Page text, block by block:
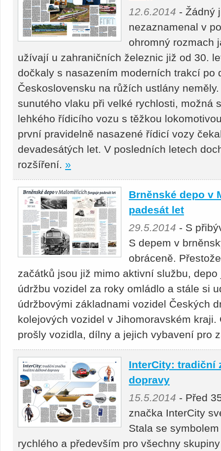
12.6.2014 - Žádný
nezaznamenal v
ohromný rozmach
užívají u zahraničních železnic již od 30.
dočkaly s nasazením moderních trakcí po
Československu na růžích ustlány
sunutého vlaku při velké rychlosti, možná
lehkého řídicího vozu s těžkou
první pravidelně nasazené řídicí vozy
devadesátých let. V posledních letech
rozšíření. »
Brněnské depo v
padesát let
29.5.2014 - S
S depem v
obráceně.
začátků jsou již mimo aktivní službu,
údržbu vozidel za roky omládlo a stále si
údržbovými základnami vozidel Českých
kolejových vozidel v Jihomoravském
prošly vozidla, dílny a jejich vybavení pro
InterCity: tradiční
dopravy
15.5.2014 - Před
značka InterCity
Stala se
rychlého a především pro všechny